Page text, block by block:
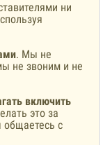
ни
. Мы не
не звоним и не
включить
это за
с